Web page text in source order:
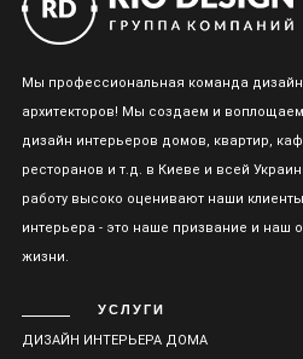
Мы профессиональная команда
архитекторов! Мы создаем и
дизайн интерьеров домов, квартир,
ресторанов и т.д. в Киеве и всей
работу высоко оценивают наши
интерьера - это наше призвание и наш
жизни.
УСЛУГИ
ДИЗАЙН ИНТЕРЬЕРА ДОМА